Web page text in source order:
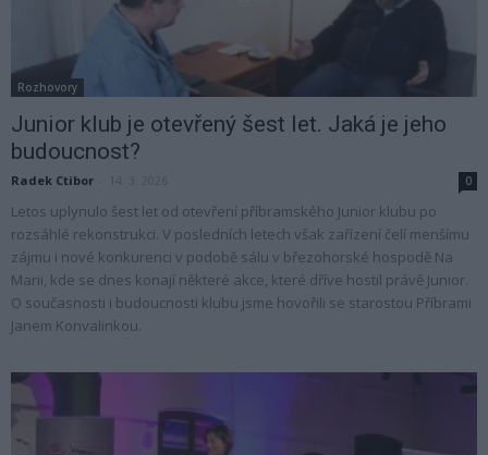
Rozhovory
Junior klub je otevřený šest let. Jaká je jeho
budoucnost?
Radek Ctibor 0
Letos uplynulo šest let od otevření příbramského Junior klubu po
rozsáhlé rekonstrukci. V posledních letech však zařízení čelí menšímu
zájmu i nové konkurenci v podobě sálu v březohorské hospodě Na
Marii, kde se dnes konají některé akce, které dříve hostil právě Junior.
O současnosti i budoucnosti klubu jsme hovořili se starostou Příbrami
Janem Konvalinkou.